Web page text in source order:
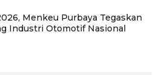
Menkeu Purbaya Tegaskan
Industri Otomotif Nasional